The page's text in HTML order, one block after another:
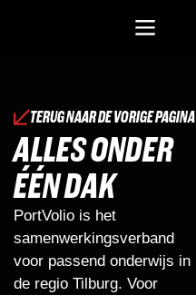
TERUG NAAR DE VORIGE PAGINA
ALLES ONDER
ÉÉN DAK
PortVolio is het
samenwerkingsverband
voor passend onderwijs in
de regio Tilburg. Voor